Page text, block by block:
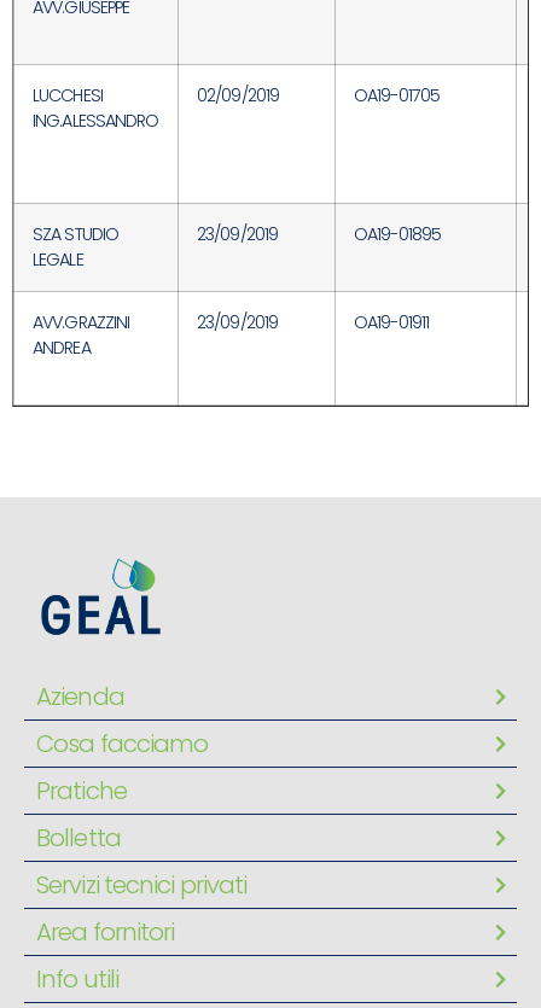
AVV.GIUSEPPE
LUCCHESI
ING.ALESSANDRO
02/09/2019 OA19-01705
SZA STUDIO
LEGALE
23/09/2019 OA19-01895
AVV.GRAZZINI
ANDREA
23/09/2019 OA19-01911
Azienda
Cosa facciamo
Pratiche
Bolletta
Servizi tecnici privati
Area fornitori
Info utili